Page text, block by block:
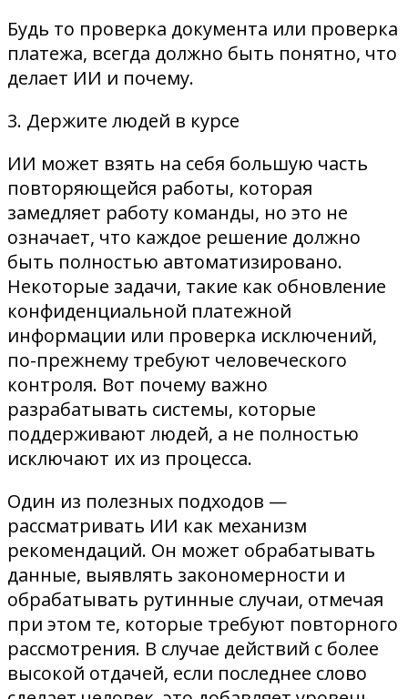
Будь то проверка документа или проверка
платежа, всегда должно быть понятно, что
делает ИИ и почему.
3. Держите людей в курсе
ИИ может взять на себя большую часть
повторяющейся работы, которая
замедляет работу команды, но это не
означает, что каждое решение должно
быть полностью автоматизировано.
Некоторые задачи, такие как обновление
конфиденциальной платежной
информации или проверка исключений,
по-прежнему требуют человеческого
контроля. Вот почему важно
разрабатывать системы, которые
поддерживают людей, а не полностью
исключают их из процесса.
Один из полезных подходов —
рассматривать ИИ как механизм
рекомендаций. Он может обрабатывать
данные, выявлять закономерности и
обрабатывать рутинные случаи, отмечая
при этом те, которые требуют повторного
рассмотрения. В случае действий с более
высокой отдачей, если последнее слово